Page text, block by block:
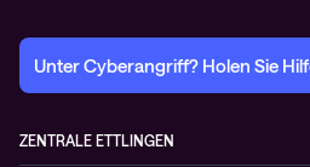
Unter Cyberangriff? Holen Sie
ZENTRALE ETTLINGEN